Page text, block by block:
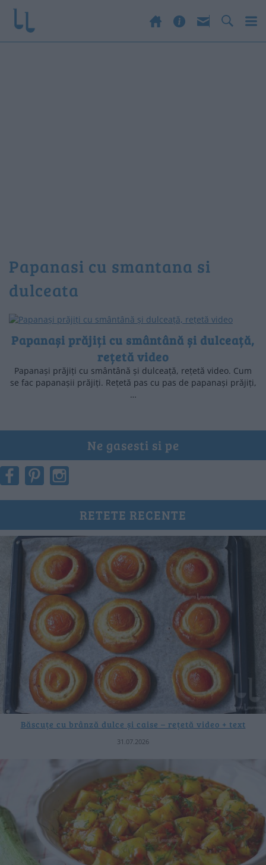
papanasi cu smantana si
dulceata
Papanași prăjiți cu smântână și dulceață,
rețetă video
Papanași prăjiți cu smântână și dulceață, rețetă video. Cum
se fac papanașii prăjiți. Rețetă pas cu pas de papanași prăjiți,
…
Ne gasesti si pe
RETETE RECENTE
Băscuțe cu brânză dulce și caise – rețetă video + text
31.07.2026